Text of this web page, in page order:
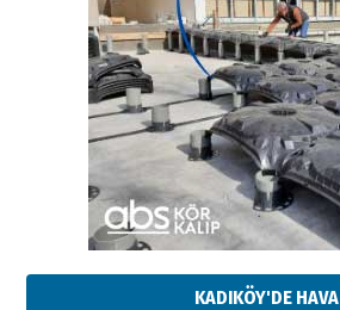
KADIKÖY'DE HAVA